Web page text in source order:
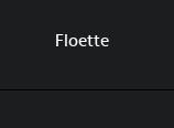
Floette